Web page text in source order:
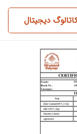
دیجیتال